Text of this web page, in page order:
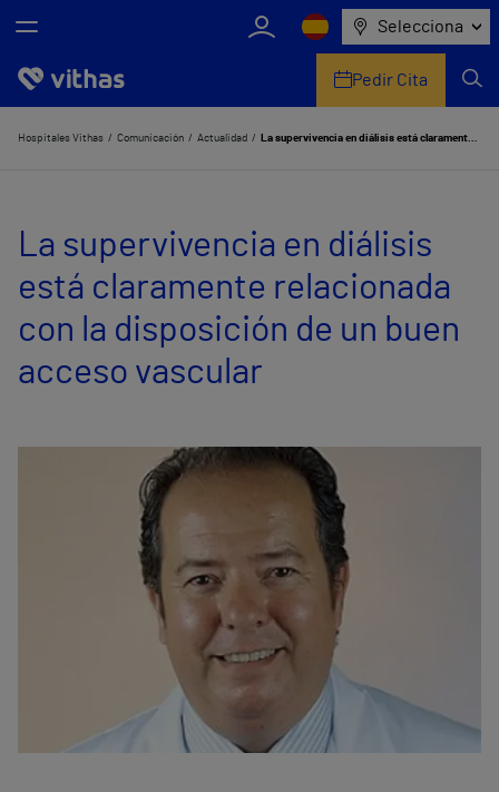
Selecciona
Nosotros
Servicios de salud
Equipo médico y asistencial
Pedir Cita
Hospitales Vithas Comunicación Actualidad La supervivencia en diálisis está claramente relacionada con la disposición de un buen acceso vascular
La supervivencia en diálisis
está claramente relacionada
con la disposición de un buen
acceso vascular